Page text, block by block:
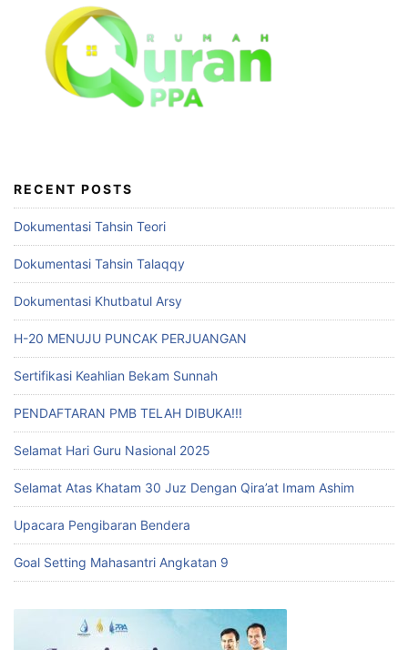
RECENT POSTS
Dokumentasi Tahsin Teori
Dokumentasi Tahsin Talaqqy
Dokumentasi Khutbatul Arsy
H-20 MENUJU PUNCAK PERJUANGAN
Sertifikasi Keahlian Bekam Sunnah
PENDAFTARAN PMB TELAH DIBUKA!!!
Selamat Hari Guru Nasional 2025
Selamat Atas Khatam 30 Juz Dengan Qira’at Imam Ashim
Upacara Pengibaran Bendera
Goal Setting Mahasantri Angkatan 9